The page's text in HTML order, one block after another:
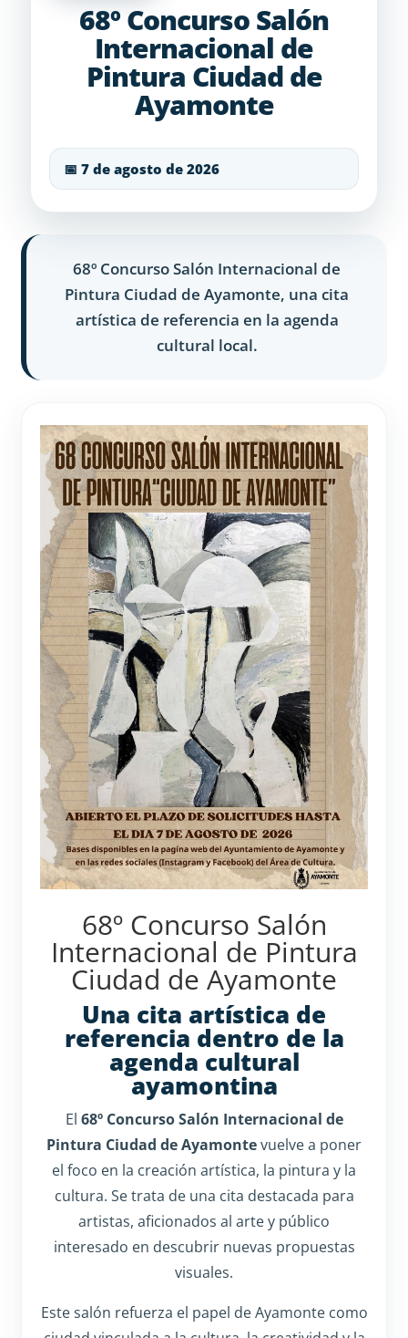
68º Concurso Salón
Internacional de
Pintura Ciudad de
Ayamonte
📅 7 de agosto de 2026
68º Concurso Salón Internacional de
Pintura Ciudad de Ayamonte, una cita
artística de referencia en la agenda
cultural local.
68º Concurso Salón
Internacional de Pintura
Ciudad de Ayamonte
Una cita artística de
referencia dentro de la
agenda cultural
ayamontina
El 68º Concurso Salón Internacional de
Pintura Ciudad de Ayamontevuelve a poner
el foco en la creación artística, la pintura y la
cultura. Se trata de una cita destacada para
artistas, aficionados al arte y público
interesado en descubrir nuevas propuestas
visuales.
Este salón refuerza el papel de Ayamonte como